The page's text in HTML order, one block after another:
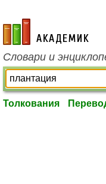
academic.ru
Словари и
Толкования